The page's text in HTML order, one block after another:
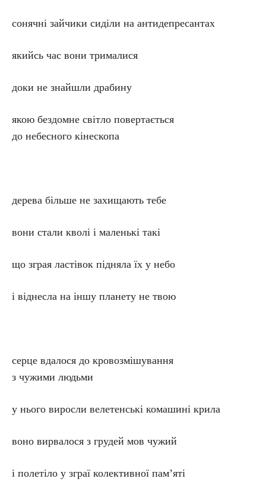
сонячні зайчики сиділи на антидепресантах
якийсь час вони трималися
доки не знайшли драбину
якою бездомне світло повертається
до небесного кінескопа
дерева більше не захищають тебе
вони стали кволі і маленькі такі
що зграя ластівок підняла їх у небо
і віднесла на іншу планету не твою
серце вдалося до кровозмішування
з чужими людьми
у нього виросли велетенські комашині крила
воно вирвалося з грудей мов чужий
і полетіло у зграї колективної пам’яті